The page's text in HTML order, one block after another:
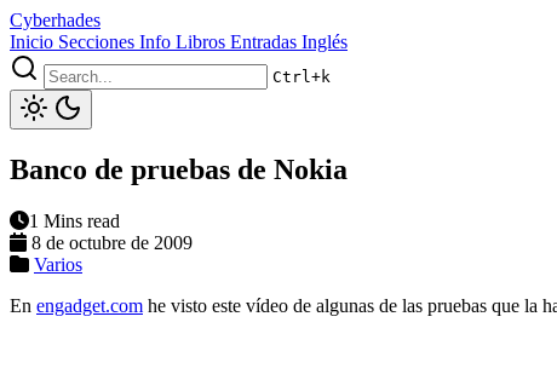
Cyberhades
Inicio Secciones Info Libros Entradas Inglés
Ctrl+k
Banco de pruebas de Nokia
1 Mins read
8 de octubre de 2009
Varios
En engadget.com he visto este vídeo de algunas de las pruebas que la